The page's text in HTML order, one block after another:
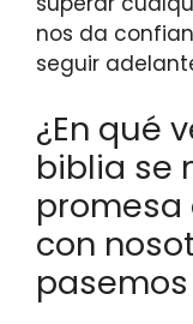
nos da
seguir
¿En qué
biblia se
promesa
con